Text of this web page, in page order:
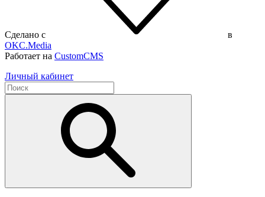
Сделано с
в
OKC.Media
Работает на CustomCMS
Личный кабинет